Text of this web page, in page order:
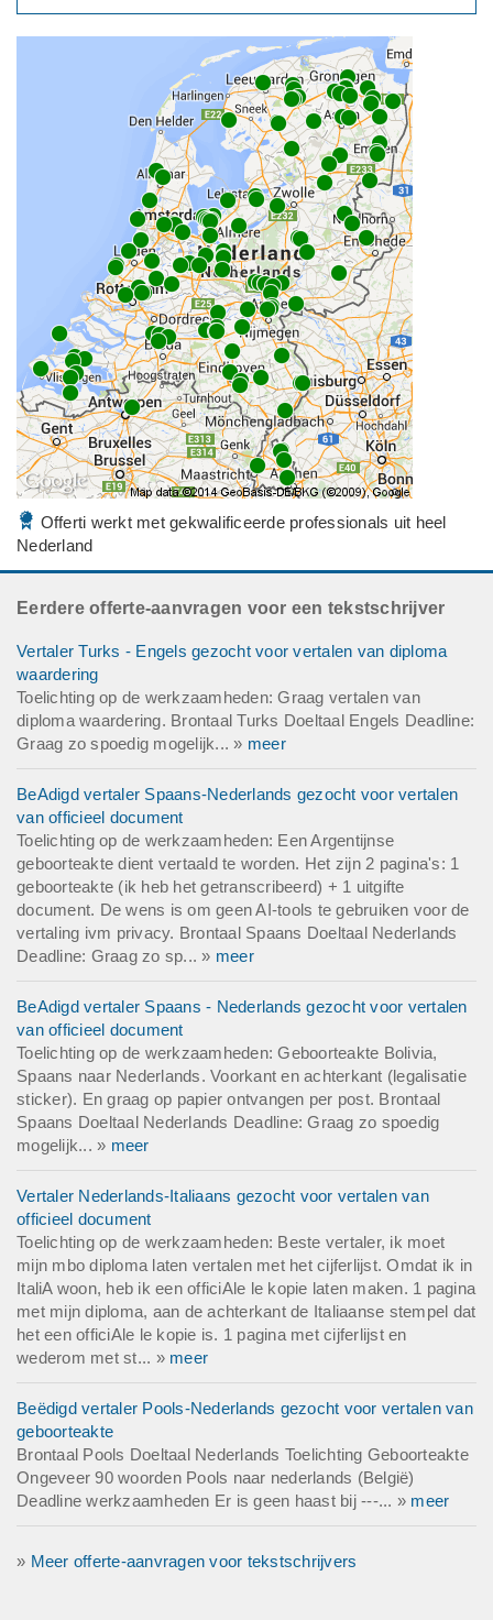
Offerti werkt met gekwalificeerde professionals uit heel
Nederland
Eerdere offerte-aanvragen voor een tekstschrijver
Vertaler Turks - Engels gezocht voor vertalen van diploma
waardering
Toelichting op de werkzaamheden: Graag vertalen van
diploma waardering. Brontaal Turks Doeltaal Engels Deadline:
Graag zo spoedig mogelijk... » meer
BeAdigd vertaler Spaans-Nederlands gezocht voor vertalen
van officieel document
Toelichting op de werkzaamheden: Een Argentijnse
geboorteakte dient vertaald te worden. Het zijn 2 pagina's: 1
geboorteakte (ik heb het getranscribeerd) + 1 uitgifte
document. De wens is om geen AI-tools te gebruiken voor de
vertaling ivm privacy. Brontaal Spaans Doeltaal Nederlands
Deadline: Graag zo sp... » meer
BeAdigd vertaler Spaans - Nederlands gezocht voor vertalen
van officieel document
Toelichting op de werkzaamheden: Geboorteakte Bolivia,
Spaans naar Nederlands. Voorkant en achterkant (legalisatie
sticker). En graag op papier ontvangen per post. Brontaal
Spaans Doeltaal Nederlands Deadline: Graag zo spoedig
mogelijk... » meer
Vertaler Nederlands-Italiaans gezocht voor vertalen van
officieel document
Toelichting op de werkzaamheden: Beste vertaler, ik moet
mijn mbo diploma laten vertalen met het cijferlijst. Omdat ik in
ItaliA woon, heb ik een officiAle le kopie laten maken. 1 pagina
met mijn diploma, aan de achterkant de Italiaanse stempel dat
het een officiAle le kopie is. 1 pagina met cijferlijst en
wederom met st... » meer
Beëdigd vertaler Pools-Nederlands gezocht voor vertalen van
geboorteakte
Brontaal Pools Doeltaal Nederlands Toelichting Geboorteakte
Ongeveer 90 woorden Pools naar nederlands (België)
Deadline werkzaamheden Er is geen haast bij ---... » meer
» Meer offerte-aanvragen voor tekstschrijvers